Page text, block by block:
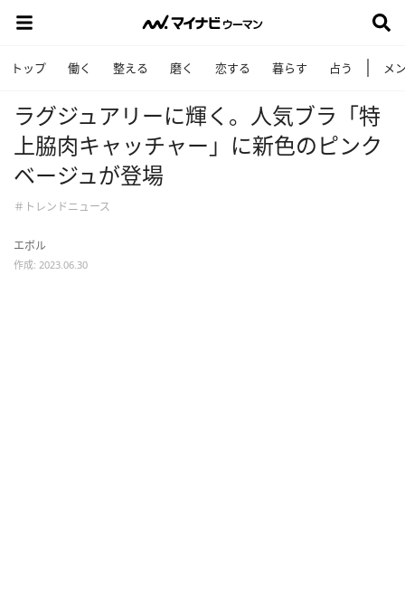
トップ 働く 整える 磨く 恋する 暮らす 占う メ
ラグジュアリーに輝く。人気ブラ「特
上脇肉キャッチャー」に新色のピンク
ベージュが登場
＃トレンドニュース
エボル
作成: 2023.06.30